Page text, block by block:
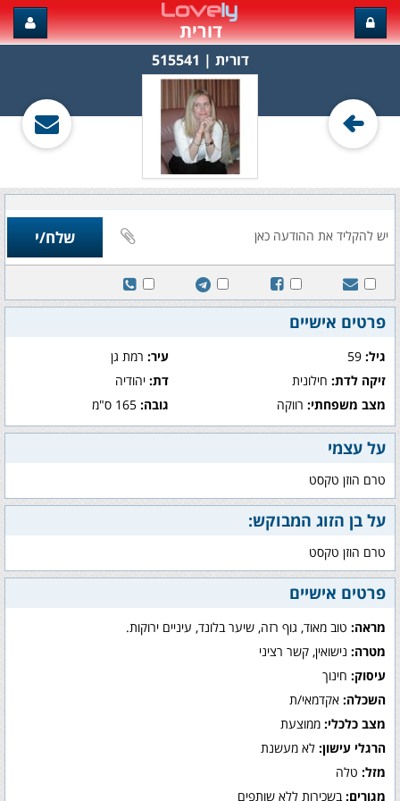
דורית
דורית‏ | 515541
פרטים אישיים
גיל: עיר:רמת גן
זיקה לדת: חילונית דת:יהודיה
מצב משפחתי: רווקה גובה:165 ס"מ
על עצמי
טרם הוזן טקסט
על בן הזוג המבוקש:
טרם הוזן טקסט
פרטים אישיים
מראה: טוב מאוד, גוף רזה, שיער בלונד, עיניים ירוקות.
מטרה: נישואין, קשר רציני
עיסוק: חינוך
השכלה: אקדמאי/ת
מצב כלכלי: ממוצעת
הרגלי עישון: לא מעשנת
מזל: טלה
מגורים: בשכירות ללא שותפים